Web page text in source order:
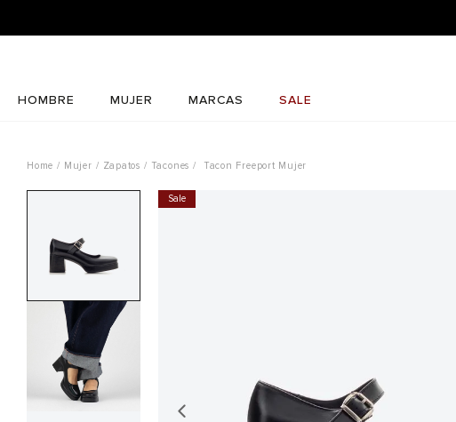
HOMBRE MUJER MARCAS SALE
Mujer Zapatos Tacones Tacon Freeport Mujer
Sale